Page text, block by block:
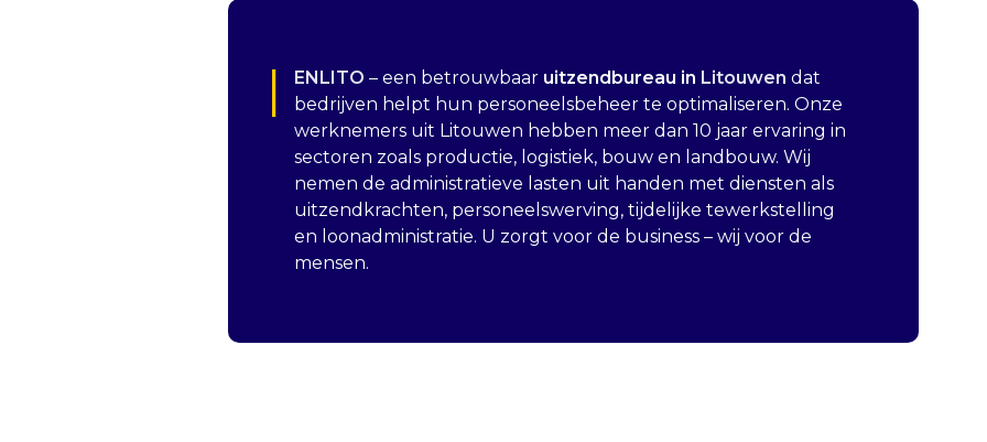
ENLITO – een betrouwbaar uitzendbureau in Litouwen dat
bedrijven helpt hun personeelsbeheer te optimaliseren. Onze
werknemers uit Litouwen hebben meer dan 10 jaar ervaring in
sectoren zoals productie, logistiek, bouw en landbouw. Wij
nemen de administratieve lasten uit handen met diensten als
uitzendkrachten, personeelswerving, tijdelijke tewerkstelling
en loonadministratie. U zorgt voor de business – wij voor de
mensen.